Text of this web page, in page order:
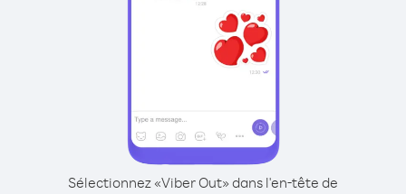
Sélectionnez «Viber Out» dans l'en-tête de